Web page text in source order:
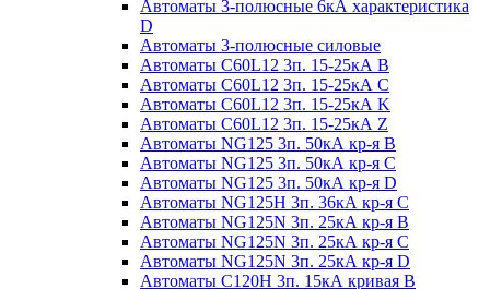
Автоматы 3-полюсные 6кА характеристика
D
Автоматы 3-полюсные силовые
Автоматы C60L12 3п. 15-25кА B
Автоматы C60L12 3п. 15-25кА C
Автоматы C60L12 3п. 15-25кА K
Автоматы C60L12 3п. 15-25кА Z
Автоматы NG125 3п. 50кА кр-я B
Автоматы NG125 3п. 50кА кр-я C
Автоматы NG125 3п. 50кА кр-я D
Автоматы NG125H 3п. 36кА кр-я C
Автоматы NG125N 3п. 25кА кр-я B
Автоматы NG125N 3п. 25кА кр-я C
Автоматы NG125N 3п. 25кА кр-я D
Автоматы С120Н 3п. 15кА кривая B